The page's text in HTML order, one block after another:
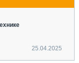
25.04.2025